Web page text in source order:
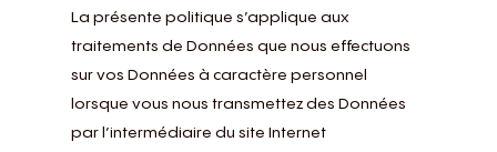
La présente politique s’applique aux
traitements de Données que nous effectuons
sur vos Données à caractère personnel
lorsque vous nous transmettez des Données
par l’intermédiaire du site Internet